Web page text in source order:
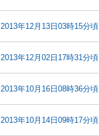
2013年12月13日03時15分頃
2013年12月02日17時31分頃
2013年10月16日08時36分頃
2013年10月14日09時17分頃